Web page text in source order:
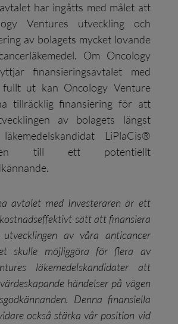
har ingåtts med målet att
Ventures utveckling och
av bolagets mycket lovande
Om Oncology
finansieringsavtalet med
fullt ut kan Oncology Venture
tillräcklig finansiering för att
av bolagets längst
LiPlaCis®
till ett potentiellt
avtalet med Investeraren är ett
sätt att finansiera
av våra anticancer
skulle möjliggöra för flera av
läkemedelskandidater att
händelser på vägen
Denna finansiella
också stärka vår position vid